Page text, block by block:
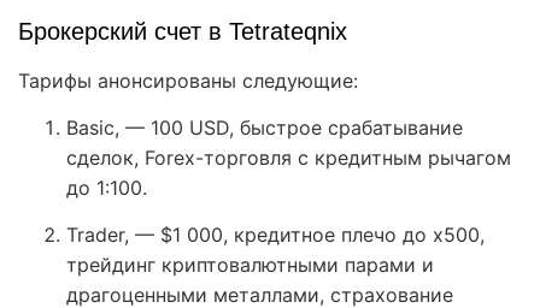
Брокерский счет в Tetrateqnix
Тарифы анонсированы следующие:
Basic, — 100 USD, быстрое срабатывание
сделок, Forex-торговля с кредитным рычагом
до 1:100.
Trader, — $1 000, кредитное плечо до х500,
трейдинг криптовалютными парами и
драгоценными металлами, страхование